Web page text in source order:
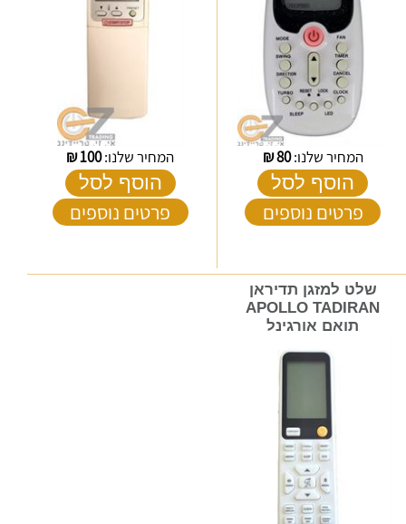
המחיר שלנו:80
₪
הוסף לסל
פרטים נוספים
המחיר שלנו:100
₪
הוסף לסל
פרטים נוספים
שלט למזגן תדיראן
APOLLO TADIRAN
תואם אורגינל